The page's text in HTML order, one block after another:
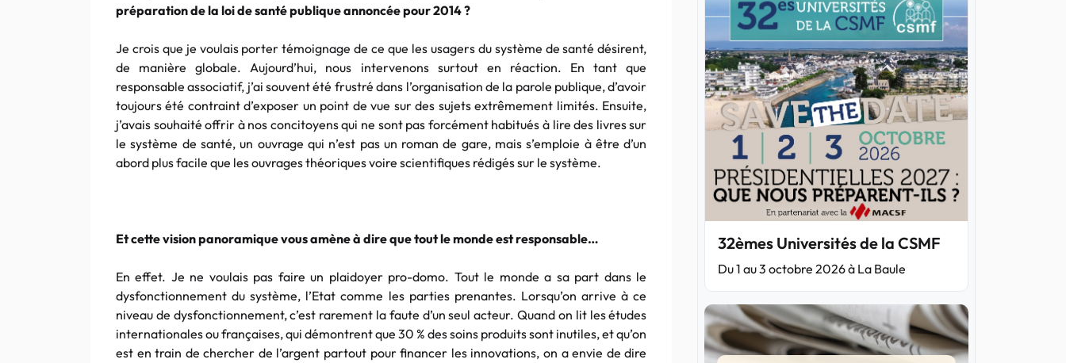
préparation de la loi de santé publique annoncée pour 2014 ?
Je crois que je voulais porter témoignage de ce que les usagers du système de santé désirent,
de manière globale. Aujourd’hui, nous intervenons surtout en réaction. En tant que
responsable associatif, j’ai souvent été frustré dans l’organisation de la parole publique, d’avoir
toujours été contraint d’exposer un point de vue sur des sujets extrêmement limités. Ensuite,
j’avais souhaité offrir à nos concitoyens qui ne sont pas forcément habitués à lire des livres sur
le système de santé, un ouvrage qui n’est pas un roman de gare, mais s’emploie à être d’un
abord plus facile que les ouvrages théoriques voire scientifiques rédigés sur le système.
Et cette vision panoramique vous amène à dire que tout le monde est responsable…
En effet. Je ne voulais pas faire un plaidoyer pro-domo. Tout le monde a sa part dans le
dysfonctionnement du système, l’Etat comme les parties prenantes. Lorsqu’on arrive à ce
niveau de dysfonctionnement, c’est rarement la faute d’un seul acteur. Quand on lit les études
internationales ou françaises, qui démontrent que 30 % des soins produits sont inutiles, et qu’on
est en train de chercher de l’argent partout pour financer les innovations, on a envie de dire
32èmes Universités de la CSMF
Du 1 au 3 octobre 2026 à La Baule